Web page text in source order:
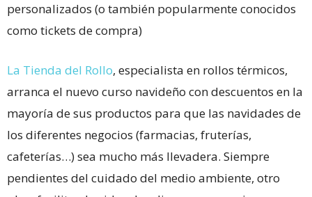
personalizados (o también popularmente conocidos
como tickets de compra)
La Tienda del Rollo, especialista en rollos térmicos,
arranca el nuevo curso navideño con descuentos en la
mayoría de sus productos para que las navidades de
los diferentes negocios (farmacias, fruterías,
cafeterías…) sea mucho más llevadera. Siempre
pendientes del cuidado del medio ambiente, otro